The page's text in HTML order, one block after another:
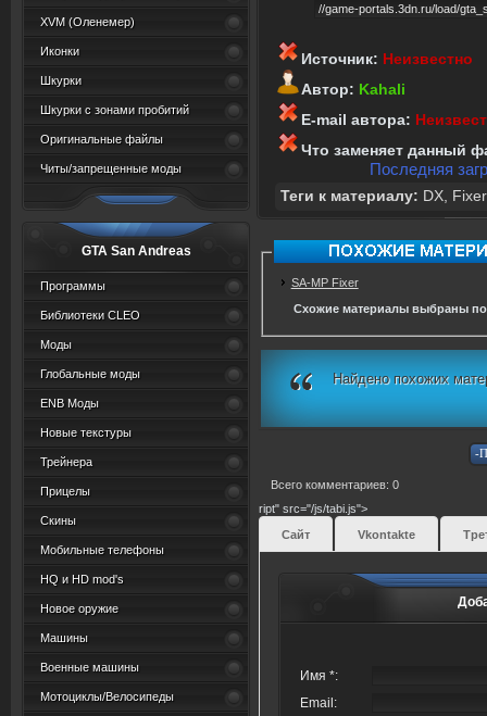
XVM (Oленемер)
Иконки
Шкурки
Шкурки с зонами пробитий
Оригинальные файлы
Читы/запрещенные моды
GTA San Andreas
Программы
Библиотеки CLEO
Моды
Глобальные моды
ENB Моды
Новые текстуры
Трейнера
Прицелы
Скины
Мобильные телефоны
HQ и HD mod's
Новое оружие
Машины
Военные машины
Мотоциклы/Велосипеды
Источник: Неизвестно
Автор: Kahali
E-mail автора:
Что заменяет данный
Последняя
Теги к материалу: DX Fixer
SA-MP Fixer
Схожие материалы выбраны по
Найдено похожих
Всего комментариев: 0
ript" src="/js/tabi.js">
Сайт
Vkontakte
Имя *:
Email: